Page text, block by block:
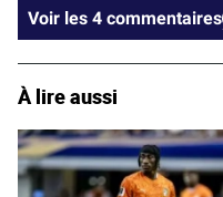
Voir les 4 commentaires
À lire aussi